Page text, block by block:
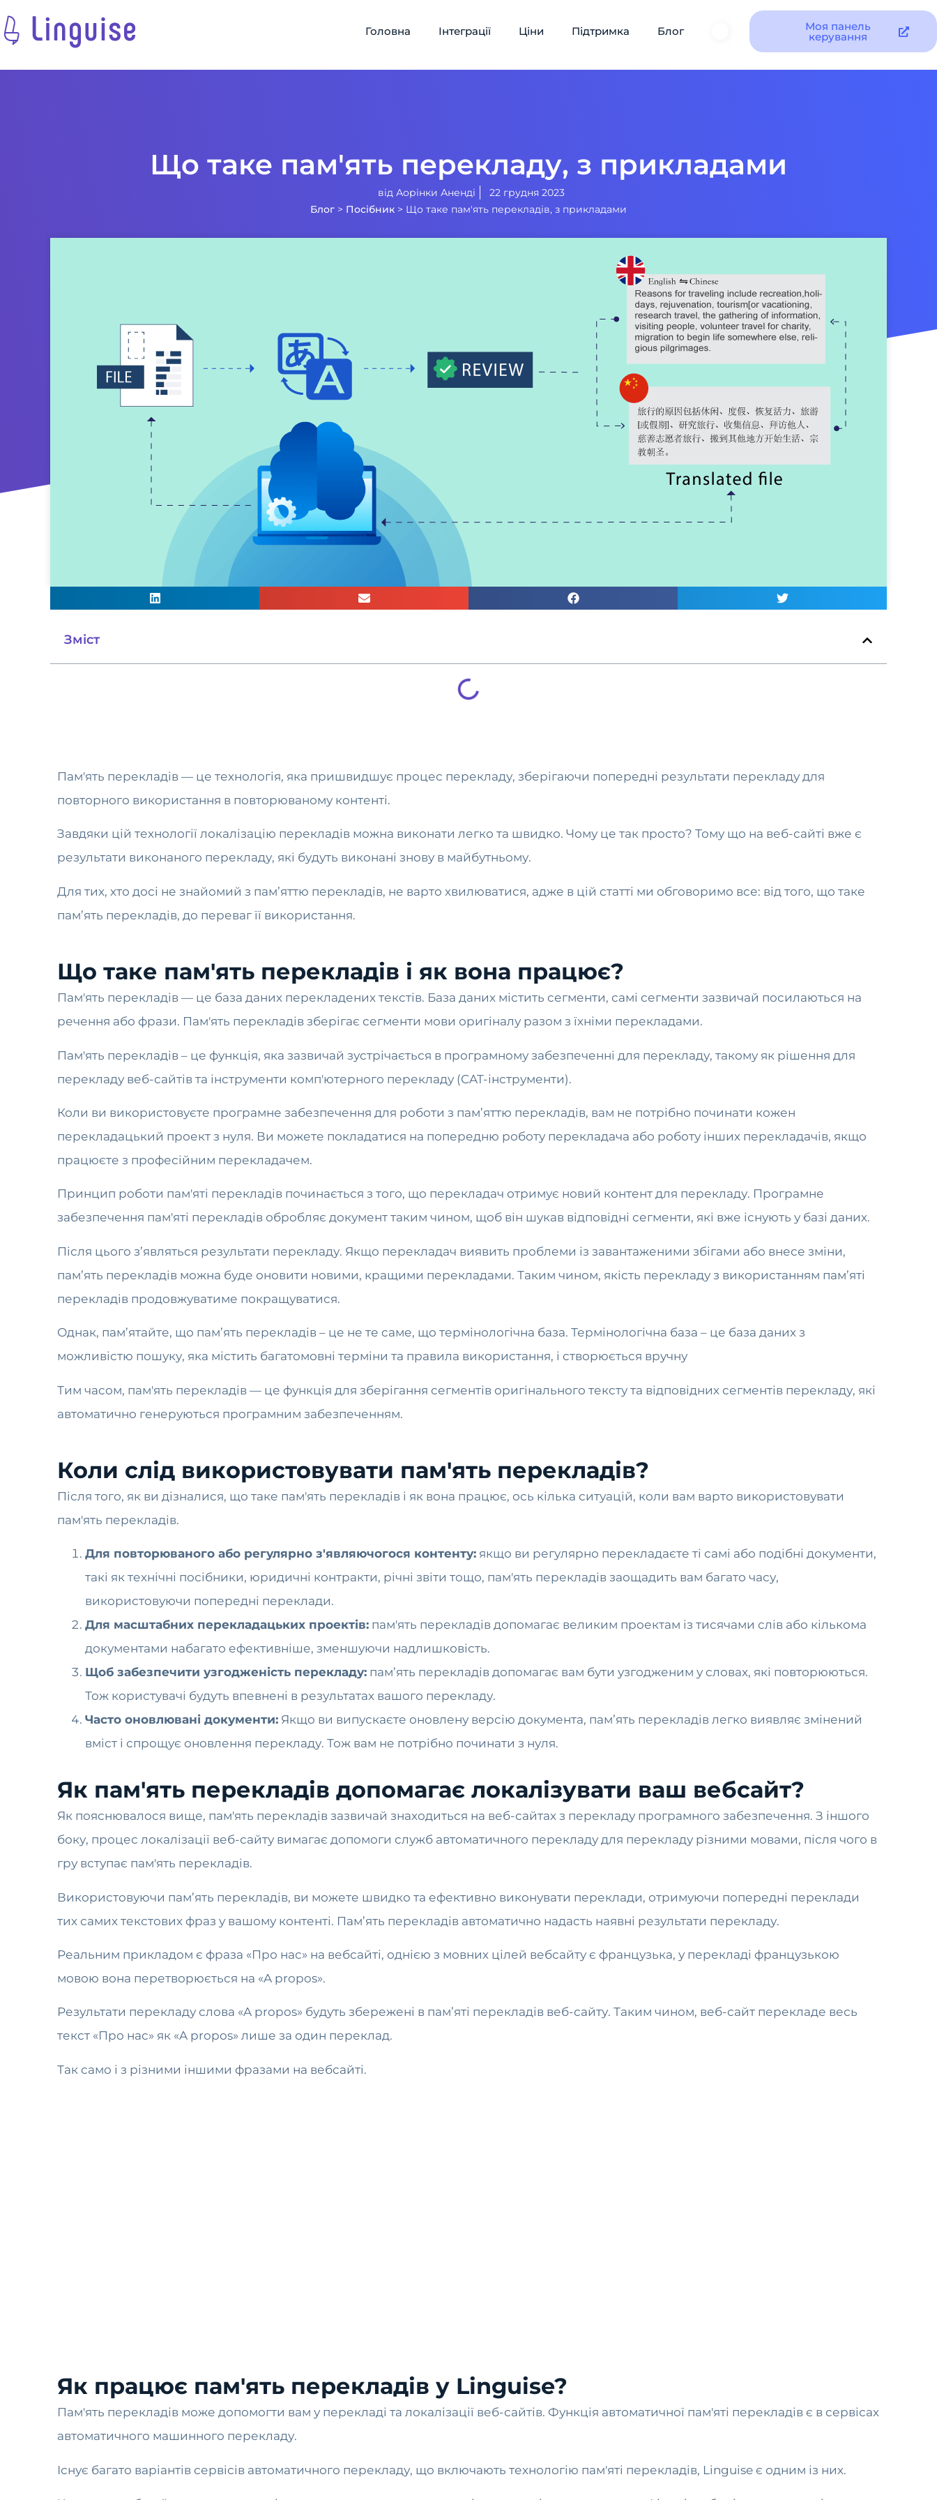
Головна Інтеграції Ціни Підтримка Блог Моя панель
керування
Що таке пам'ять перекладу, з прикладами
від Аорінки Аненді
22 грудня 2023
Блог > Посібник > Що таке пам'ять перекладів, з прикладами
Зміст
Пам'ять перекладів — це технологія, яка пришвидшує процес перекладу, зберігаючи попередні результати перекладу для
повторного використання в повторюваному контенті.
Завдяки цій технології локалізацію перекладів можна виконати легко та швидко. Чому це так просто? Тому що на веб-сайті вже є
результати виконаного перекладу, які будуть виконані знову в майбутньому.
Для тих, хто досі не знайомий з пам’яттю перекладів, не варто хвилюватися, адже в цій статті ми обговоримо все: від того, що таке
пам’ять перекладів, до переваг її використання.
Що таке пам'ять перекладів і як вона працює?
Пам'ять перекладів — це база даних перекладених текстів. База даних містить сегменти, самі сегменти зазвичай посилаються на
речення або фрази. Пам'ять перекладів зберігає сегменти мови оригіналу разом з їхніми перекладами.
Пам'ять перекладів – це функція, яка зазвичай зустрічається в програмному забезпеченні для перекладу, такому як рішення для
перекладу веб-сайтів та інструменти комп'ютерного перекладу (CAT-інструменти).
Коли ви використовуєте програмне забезпечення для роботи з пам’яттю перекладів, вам не потрібно починати кожен
перекладацький проект з нуля. Ви можете покладатися на попередню роботу перекладача або роботу інших перекладачів, якщо
працюєте з професійним перекладачем.
Принцип роботи пам'яті перекладів починається з того, що перекладач отримує новий контент для перекладу. Програмне
забезпечення пам'яті перекладів обробляє документ таким чином, щоб він шукав відповідні сегменти, які вже існують у базі даних.
Після цього з’являться результати перекладу. Якщо перекладач виявить проблеми із завантаженими збігами або внесе зміни,
пам’ять перекладів можна буде оновити новими, кращими перекладами. Таким чином, якість перекладу з використанням пам’яті
перекладів продовжуватиме покращуватися.
Однак, пам’ятайте, що пам’ять перекладів – це не те саме, що термінологічна база. Термінологічна база – це база даних з
можливістю пошуку, яка містить багатомовні терміни та правила використання, і створюється вручну
Тим часом, пам'ять перекладів — це функція для зберігання сегментів оригінального тексту та відповідних сегментів перекладу, які
автоматично генеруються програмним забезпеченням.
Коли слід використовувати пам'ять перекладів?
Після того, як ви дізналися, що таке пам'ять перекладів і як вона працює, ось кілька ситуацій, коли вам варто використовувати
пам'ять перекладів.
Для повторюваного або регулярно з'являючогося контенту: якщо ви регулярно перекладаєте ті самі або подібні документи,
такі як технічні посібники, юридичні контракти, річні звіти тощо, пам'ять перекладів заощадить вам багато часу,
використовуючи попередні переклади.
Для масштабних перекладацьких проектів: пам'ять перекладів допомагає великим проектам із тисячами слів або кількома
документами набагато ефективніше, зменшуючи надлишковість.
Щоб забезпечити узгодженість перекладу: пам’ять перекладів допомагає вам бути узгодженим у словах, які повторюються.
Тож користувачі будуть впевнені в результатах вашого перекладу.
Часто оновлювані документи: Якщо ви випускаєте оновлену версію документа, пам’ять перекладів легко виявляє змінений
вміст і спрощує оновлення перекладу. Тож вам не потрібно починати з нуля.
Як пам'ять перекладів допомагає локалізувати ваш вебсайт?
Як пояснювалося вище, пам'ять перекладів зазвичай знаходиться на веб-сайтах з перекладу програмного забезпечення. З іншого
боку, процес локалізації веб-сайту вимагає допомоги служб автоматичного перекладу для перекладу різними мовами, після чого в
гру вступає пам'ять перекладів.
Використовуючи пам’ять перекладів, ви можете швидко та ефективно виконувати переклади, отримуючи попередні переклади
тих самих текстових фраз у вашому контенті. Пам’ять перекладів автоматично надасть наявні результати перекладу.
Реальним прикладом є фраза «Про нас» на вебсайті, однією з мовних цілей вебсайту є французька, у перекладі французькою
мовою вона перетворюється на «A propos».
Результати перекладу слова «A propos» будуть збережені в пам’яті перекладів веб-сайту. Таким чином, веб-сайт перекладе весь
текст «Про нас» як «A propos» лише за один переклад.
Так само і з різними іншими фразами на вебсайті.
Як працює пам'ять перекладів у Linguise?
Пам'ять перекладів може допомогти вам у перекладі та локалізації веб-сайтів. Функція автоматичної пам'яті перекладів є в сервісах
автоматичного машинного перекладу.
Існує багато варіантів сервісів автоматичного перекладу, що включають технологію пам'яті перекладів, Linguise є одним із них.